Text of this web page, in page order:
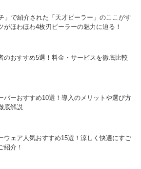
」で紹介された「天才ピーラー」のここがす
がほわほわ4枚刃ピーラーの魅力に迫る！
のおすすめ5選！料金・サービスを徹底比較
バーおすすめ10選！導入のメリットや選び方
底解説
ウェア人気おすすめ15選！涼しく快適にすご
紹介！